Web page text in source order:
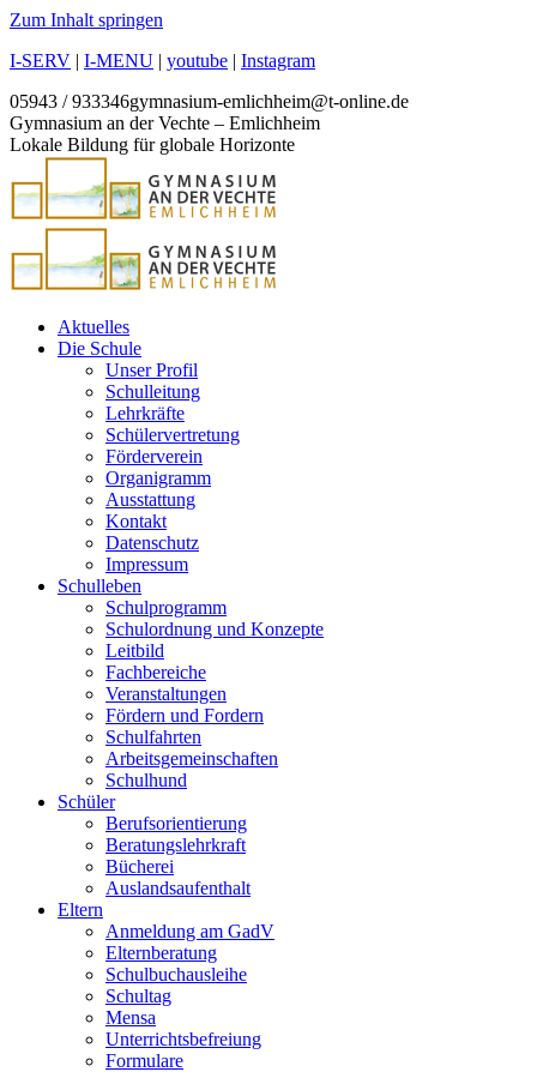
Zum Inhalt springen
I-SERV | I-MENU | youtube | Instagram
05943 / 933346gymnasium-emlichheim@t-online.de
Gymnasium an der Vechte – Emlichheim
Lokale Bildung für globale Horizonte
Aktuelles
Die Schule
Unser Profil
Schulleitung
Lehrkräfte
Schülervertretung
Förderverein
Organigramm
Ausstattung
Kontakt
Datenschutz
Impressum
Schulleben
Schulprogramm
Schulordnung und Konzepte
Leitbild
Fachbereiche
Veranstaltungen
Fördern und Fordern
Schulfahrten
Arbeitsgemeinschaften
Schulhund
Schüler
Berufsorientierung
Beratungslehrkraft
Bücherei
Auslandsaufenthalt
Eltern
Anmeldung am GadV
Elternberatung
Schulbuchausleihe
Schultag
Mensa
Unterrichtsbefreiung
Formulare